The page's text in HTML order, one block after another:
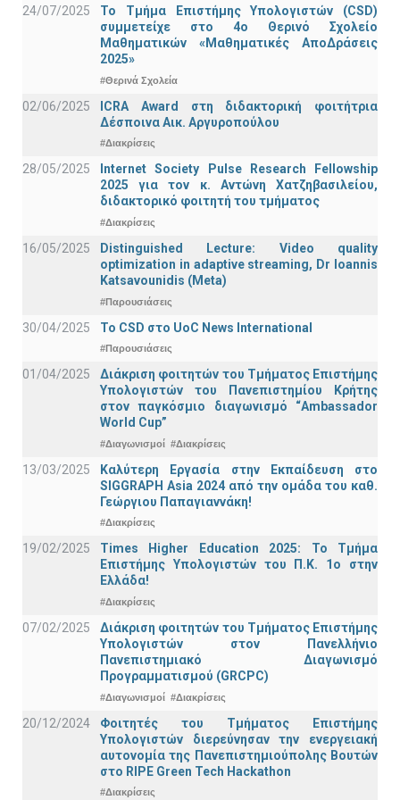
24/07/2025
Το Τμήμα Επιστήμης Υπολογιστών (CSD)
συμμετείχε στο 4ο Θερινό Σχολείο
Μαθηματικών «Μαθηματικές ΑποΔράσεις
2025»
#Θερινά Σχολεία
02/06/2025
ICRA Award στη διδακτορική φοιτήτρια
Δέσποινα Αικ. Αργυροπούλου
#Διακρίσεις
28/05/2025
Internet Society Pulse Research Fellowship
2025 για τον κ. Αντώνη Χατζηβασιλείου,
διδακτορικό φοιτητή του τμήματος
#Διακρίσεις
16/05/2025
Distinguished Lecture: Video quality
optimization in adaptive streaming, Dr Ioannis
Katsavounidis (Meta)
#Παρουσιάσεις
30/04/2025 To CSD στο UoC News International
#Παρουσιάσεις
01/04/2025
Διάκριση φοιτητών του Τμήματος Επιστήμης
Υπολογιστών του Πανεπιστημίου Κρήτης
στον παγκόσμιο διαγωνισμό “Ambassador
World Cup”
#Διαγωνισμοί #Διακρίσεις
13/03/2025
Καλύτερη Εργασία στην Εκπαίδευση στο
SIGGRAPH Asia 2024 από την ομάδα του καθ.
Γεώργιου Παπαγιαννάκη!
#Διακρίσεις
19/02/2025
Times Higher Education 2025: Το Τμήμα
Επιστήμης Υπολογιστών του Π.Κ. 1ο στην
Ελλάδα!
#Διακρίσεις
07/02/2025
Διάκριση φοιτητών του Τμήματος Επιστήμης
Υπολογιστών στον Πανελλήνιο
Πανεπιστημιακό Διαγωνισμό
Προγραμματισμού (GRCPC)
#Διαγωνισμοί #Διακρίσεις
20/12/2024
Φοιτητές του Τμήματος Επιστήμης
Υπολογιστών διερεύνησαν την ενεργειακή
αυτονομία της Πανεπιστημιούπολης Βουτών
στο RIPE Green Tech Hackathon
#Διακρίσεις